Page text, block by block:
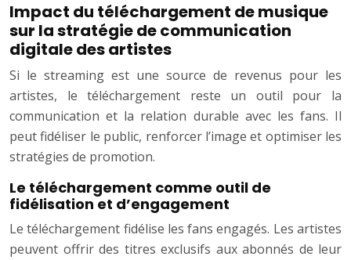
Impact du téléchargement de musique
sur la stratégie de communication
digitale des artistes
Si le streaming est une source de revenus pour les
artistes, le téléchargement reste un outil pour la
communication et la relation durable avec les fans. Il
peut fidéliser le public, renforcer l’image et optimiser les
stratégies de promotion.
Le téléchargement comme outil de
fidélisation et d’engagement
Le téléchargement fidélise les fans engagés. Les artistes
peuvent offrir des titres exclusifs aux abonnés de leur